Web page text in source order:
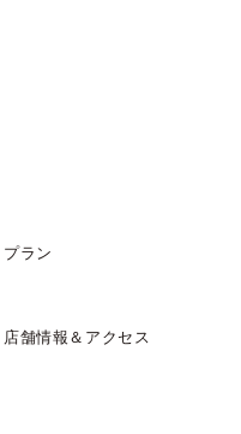
プラン
店舗情報＆アクセス